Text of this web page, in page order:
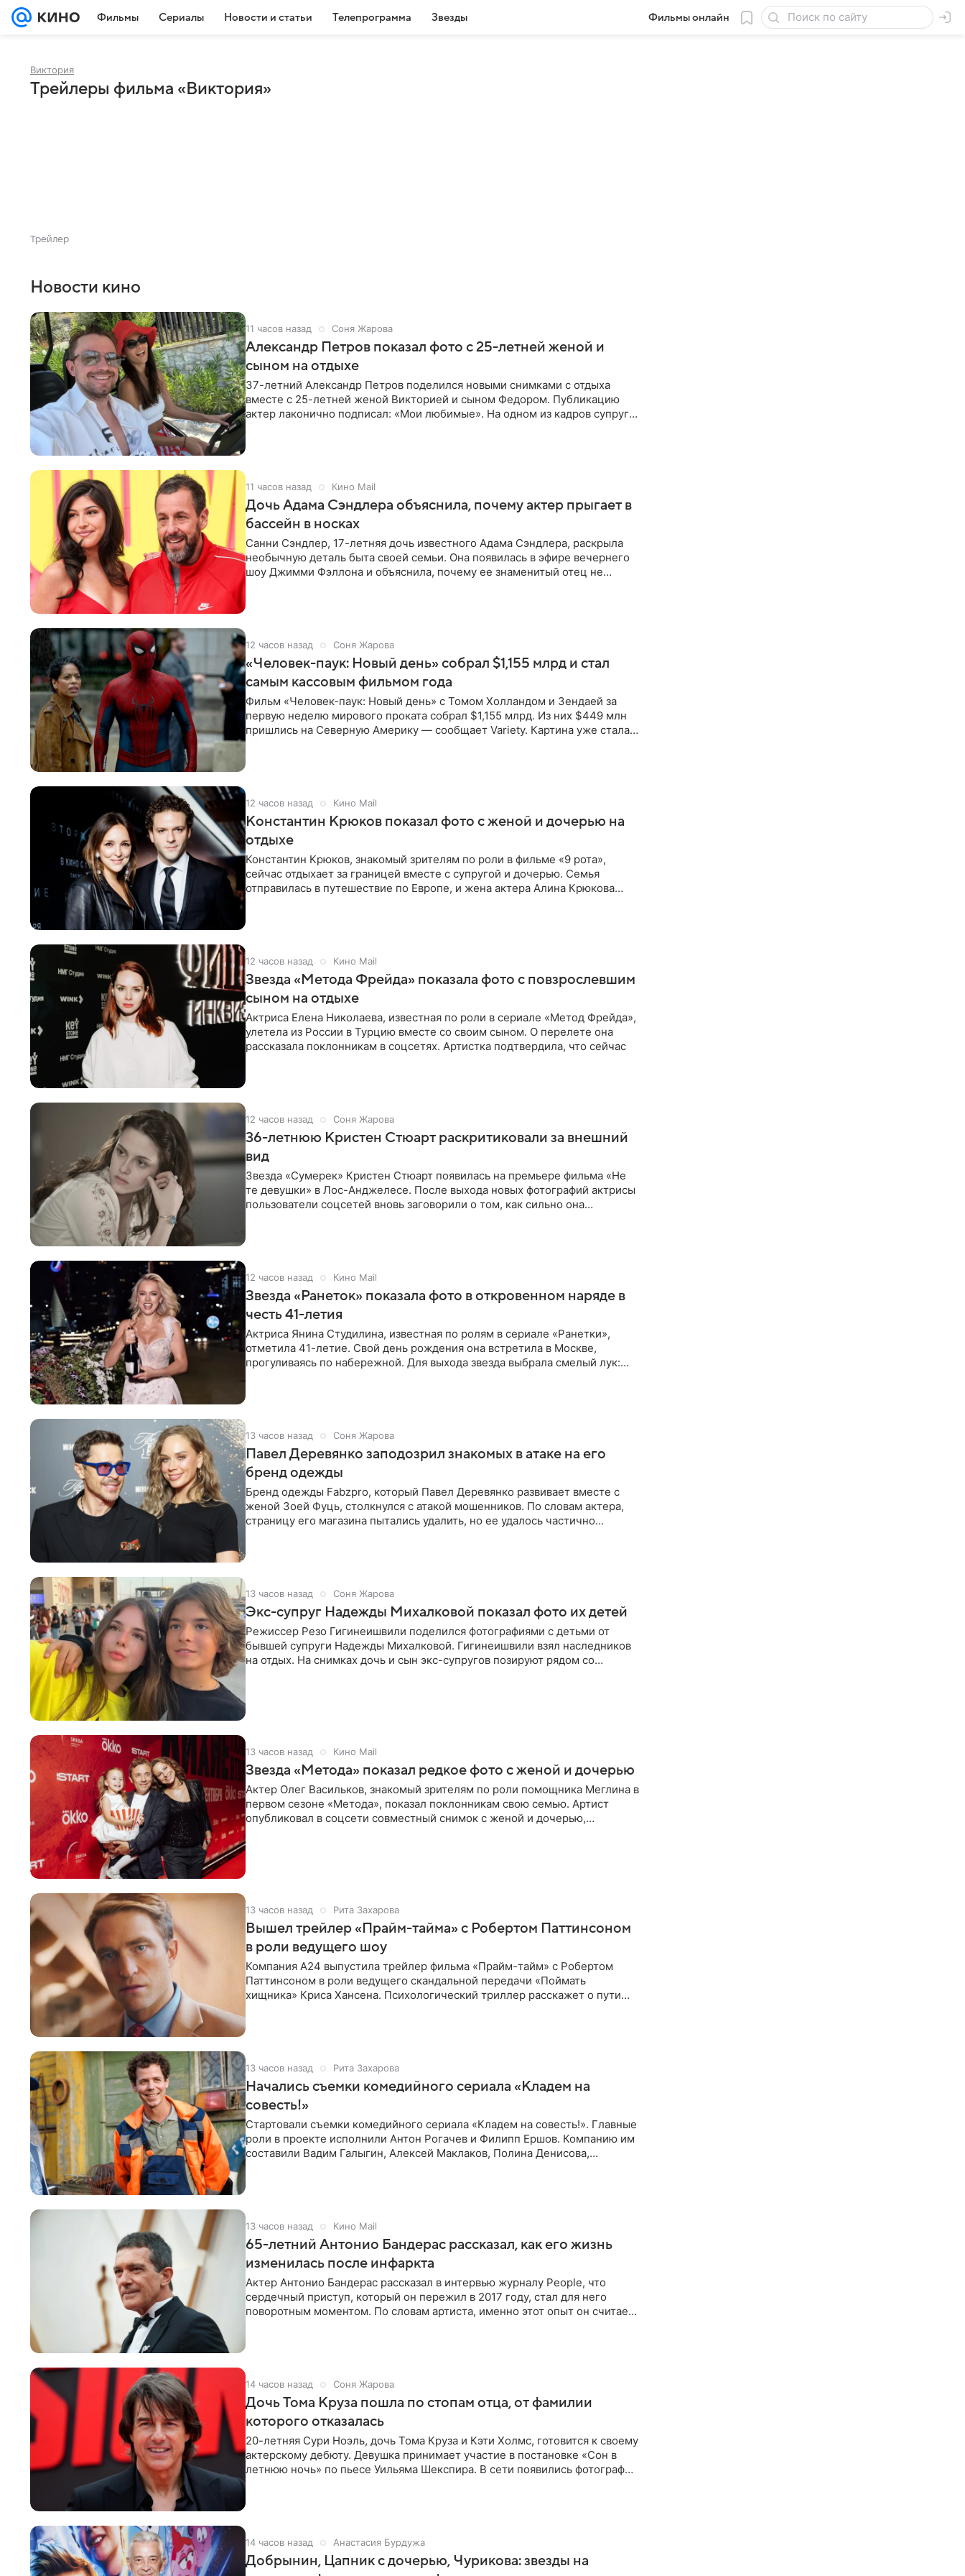
Фильмы Сериалы Новости и статьи Телепрограмма Звезды Фильмы онлайн
Виктория
Трейлеры фильма «Виктория»
Трейлер
Новости кино
11 часов назад Соня Жарова
Александр Петров показал фото с 25-летней женой и
сыном на отдыхе
37-летний Александр Петров поделился новыми снимками с отдыха
вместе с 25-летней женой Викторией и сыном Федором. Публикацию
актер лаконично подписал: «Мои любимые». На одном из кадров супруги
11 часов назад Кино Mail
Дочь Адама Сэндлера объяснила, почему актер прыгает в
бассейн в носках
Санни Сэндлер, 17-летняя дочь известного Адама Сэндлера, раскрыла
необычную деталь быта своей семьи. Она появилась в эфире вечернего
шоу Джимми Фэллона и объяснила, почему ее знаменитый отец не
12 часов назад Соня Жарова
«Человек-паук: Новый день» собрал $1,155 млрд и стал
самым кассовым фильмом года
Фильм «Человек-паук: Новый день» с Томом Холландом и Зендаей за
первую неделю мирового проката собрал $1,155 млрд. Из них $449 млн
пришлись на Северную Америку — сообщает Variety. Картина уже стала
12 часов назад Кино Mail
Константин Крюков показал фото с женой и дочерью на
отдыхе
Константин Крюков, знакомый зрителям по роли в фильме «9 рота»,
сейчас отдыхает за границей вместе с супругой и дочерью. Семья
отправилась в путешествие по Европе, и жена актера Алина Крюкова
12 часов назад Кино Mail
Звезда «Метода Фрейда» показала фото с повзрослевшим
сыном на отдыхе
Актриса Елена Николаева, известная по роли в сериале «Метод Фрейда»,
улетела из России в Турцию вместе со своим сыном. О перелете она
рассказала поклонникам в соцсетях. Артистка подтвердила, что сейчас
12 часов назад Соня Жарова
36-летнюю Кристен Стюарт раскритиковали за внешний
вид
Звезда «Сумерек» Кристен Стюарт появилась на премьере фильма «Не
те девушки» в Лос-Анджелесе. После выхода новых фотографий актрисы
пользователи соцсетей вновь заговорили о том, как сильно она
12 часов назад Кино Mail
Звезда «Ранеток» показала фото в откровенном наряде в
честь 41-летия
Актриса Янина Студилина, известная по ролям в сериале «Ранетки»,
отметила 41-летие. Свой день рождения она встретила в Москве,
прогуливаясь по набережной. Для выхода звезда выбрала смелый лук:
13 часов назад Соня Жарова
Павел Деревянко заподозрил знакомых в атаке на его
бренд одежды
Бренд одежды Fabzpro, который Павел Деревянко развивает вместе с
женой Зоей Фуць, столкнулся с атакой мошенников. По словам актера,
страницу его магазина пытались удалить, но ее удалось частично
13 часов назад Соня Жарова
Экс-супруг Надежды Михалковой показал фото их детей
Режиссер Резо Гигинеишвили поделился фотографиями с детьми от
бывшей супруги Надежды Михалковой. Гигинеишвили взял наследников
на отдых. На снимках дочь и сын экс-супругов позируют рядом со
13 часов назад Кино Mail
Звезда «Метода» показал редкое фото с женой и дочерью
Актер Олег Васильков, знакомый зрителям по роли помощника Меглина в
первом сезоне «Метода», показал поклонникам свою семью. Артист
опубликовал в соцсети совместный снимок с женой и дочерью,
13 часов назад Рита Захарова
Вышел трейлер «Прайм-тайма» с Робертом Паттинсоном
в роли ведущего шоу
Компания A24 выпустила трейлер фильма «Прайм-тайм» с Робертом
Паттинсоном в роли ведущего скандальной передачи «Поймать
хищника» Криса Хансена. Психологический триллер расскажет о пути
13 часов назад Рита Захарова
Начались съемки комедийного сериала «Кладем на
совесть!»
Стартовали съемки комедийного сериала «Кладем на совесть!». Главные
роли в проекте исполнили Антон Рогачев и Филипп Ершов. Компанию им
составили Вадим Галыгин, Алексей Маклаков, Полина Денисова,
13 часов назад Кино Mail
65-летний Антонио Бандерас рассказал, как его жизнь
изменилась после инфаркта
Актер Антонио Бандерас рассказал в интервью журналу People, что
сердечный приступ, который он пережил в 2017 году, стал для него
поворотным моментом. По словам артиста, именно этот опыт он считает
14 часов назад Соня Жарова
Дочь Тома Круза пошла по стопам отца, от фамилии
которого отказалась
20-летняя Сури Ноэль, дочь Тома Круза и Кэти Холмс, готовится к своему
актерскому дебюту. Девушка принимает участие в постановке «Сон в
летнюю ночь» по пьесе Уильяма Шекспира. В сети появились фотографии
14 часов назад Анастасия Бурдужа
Добрынин, Цапник с дочерью, Чурикова: звезды на